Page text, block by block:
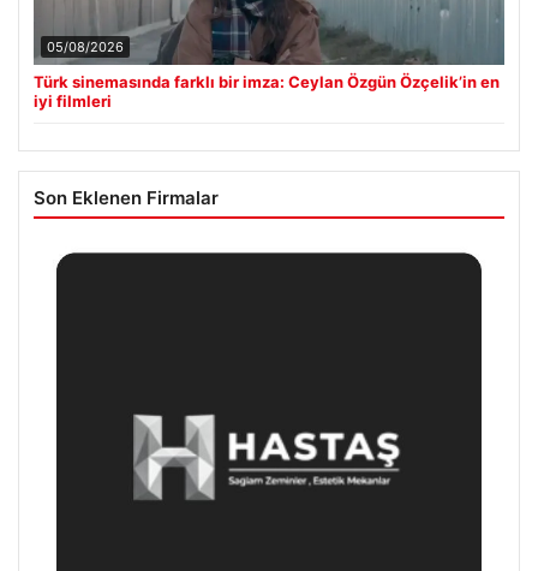
05/08/2026
Türk sinemasında farklı bir imza: Ceylan Özgün Özçelik’in en
iyi filmleri
Son Eklenen Firmalar